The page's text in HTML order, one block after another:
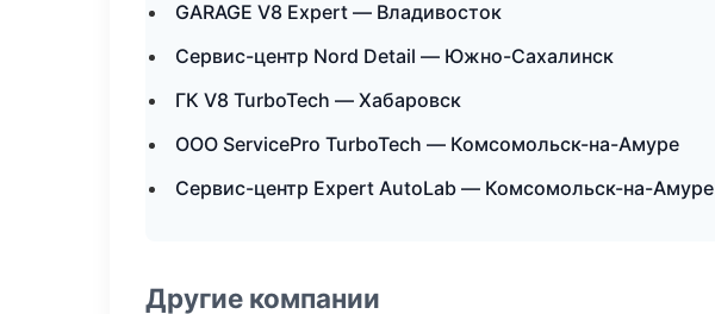
GARAGE V8 Expert — Владивосток
Сервис-центр Nord Detail — Южно-Сахалинск
ГК V8 TurboTech — Хабаровск
ООО ServicePro TurboTech — Комсомольск-на-Амуре
Сервис-центр Expert AutoLab — Комсомольск-на-Амуре
Другие компании